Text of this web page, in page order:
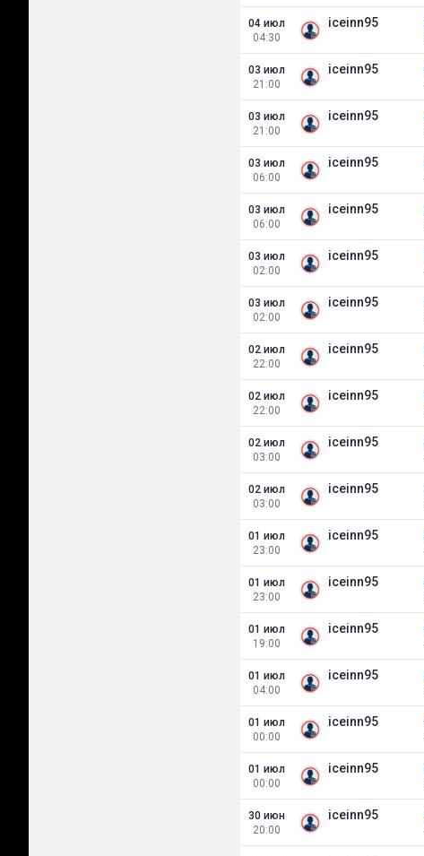
04 июл
04:30
iceinn95
03 июл
21:00
iceinn95
03 июл
21:00
iceinn95
03 июл
06:00
iceinn95
03 июл
06:00
iceinn95
03 июл
02:00
iceinn95
03 июл
02:00
iceinn95
02 июл
22:00
iceinn95
02 июл
22:00
iceinn95
02 июл
03:00
iceinn95
02 июл
03:00
iceinn95
01 июл
23:00
iceinn95
01 июл
23:00
iceinn95
01 июл
19:00
iceinn95
01 июл
04:00
iceinn95
01 июл
00:00
iceinn95
01 июл
00:00
iceinn95
30 июн
20:00
iceinn95